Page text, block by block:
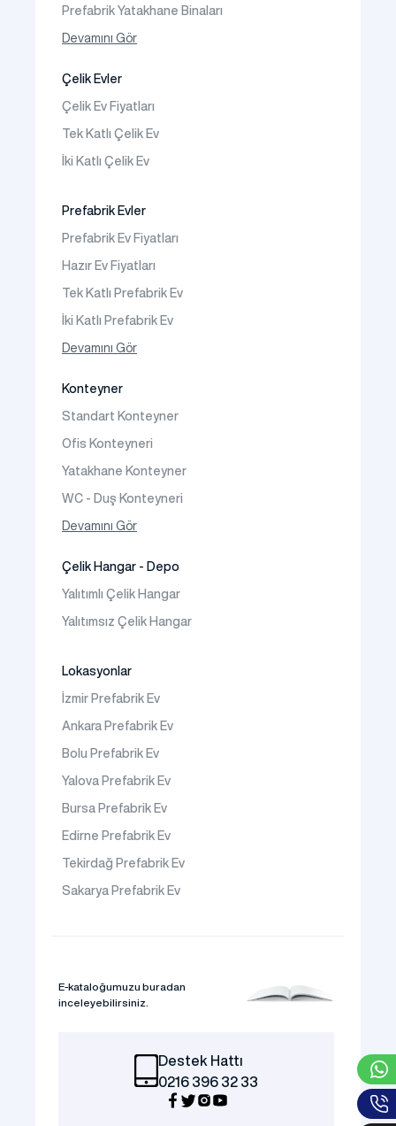
Prefabrik Yatakhane Binaları
Prefabrik Dükkan
Devamını Gör
Çelik Evler
Çelik Ev Fiyatları
Tek Katlı Çelik Ev
İki Katlı Çelik Ev
Prefabrik Evler
Prefabrik Ev Fiyatları
Hazır Ev Fiyatları
Tek Katlı Prefabrik Ev
İki Katlı Prefabrik Ev
Tek Katlı Prefabrik Villa
Devamını Gör
Konteyner
Standart Konteyner
Ofis Konteyneri
Yatakhane Konteyner
WC - Duş Konteyneri
Konteyner Ev
Devamını Gör
Çelik Hangar - Depo
Yalıtımlı Çelik Hangar
Yalıtımsız Çelik Hangar
Lokasyonlar
İzmir Prefabrik Ev
Ankara Prefabrik Ev
Bolu Prefabrik Ev
Yalova Prefabrik Ev
Bursa Prefabrik Ev
Edirne Prefabrik Ev
Tekirdağ Prefabrik Ev
Sakarya Prefabrik Ev
E-kataloğumuzu buradan
inceleyebilirsiniz.
Destek Hattı
0216 396 32 33